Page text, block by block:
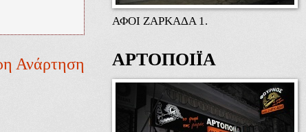
Ανάρτηση
ΑΦΟΙ ΖΑΡΚΑΔΑ 1.
ΑΡΤΟΠΟΙΪΑ